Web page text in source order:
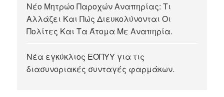
Νέο Μητρώο Παροχών Αναπηρίας: Τι
Αλλάζει Και Πώς Διευκολύνονται Οι
Πολίτες Και Τα Άτομα Με Αναπηρία.
Νέα εγκύκλιος ΕΟΠΥΥ για τις
διασυνοριακές συνταγές φαρμάκων.